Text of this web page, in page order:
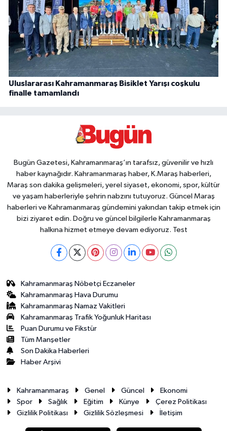
Uluslararası Kahramanmaraş Bisiklet Yarışı coşkulu
finalle tamamlandı
Bugün Gazetesi, Kahramanmaraş’ın tarafsız, güvenilir ve hızlı
haber kaynağıdır. Kahramanmaraş haber, K.Maraş haberleri,
Maraş son dakika gelişmeleri, yerel siyaset, ekonomi, spor, kültür
ve yaşam haberleriyle şehrin nabzını tutuyoruz. Güncel Maraş
haberleri ve Kahramanmaraş gündemini yakından takip etmek için
bizi ziyaret edin. Doğru ve güncel bilgilerle Kahramanmaraş
halkına hizmet etmeye devam ediyoruz. Test
Kahramanmaraş Nöbetçi Eczaneler
Kahramanmaraş Hava Durumu
Kahramanmaraş Namaz Vakitleri
Kahramanmaraş Trafik Yoğunluk Haritası
Puan Durumu ve Fikstür
Tüm Manşetler
Son Dakika Haberleri
Haber Arşivi
Kahramanmaraş Genel Güncel
Ekonomi
Spor
Sağlık Eğitim Künye
Çerez Politikası
Gizlilik Politikası
Gizlilik Sözleşmesi İletişim